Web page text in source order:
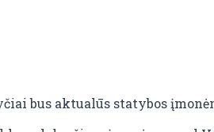
bus aktualūs statybos